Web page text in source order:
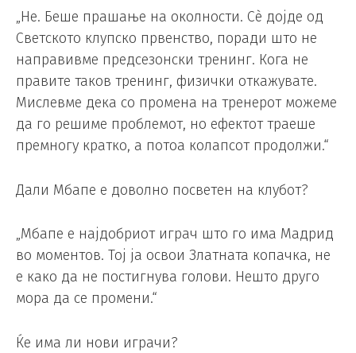
„Не. Беше прашање на околности. Сè дојде од
Светското клупско првенство, поради што не
направивме предсезонски тренинг. Кога не
правите таков тренинг, физички откажувате.
Мислевме дека со промена на тренерот можеме
да го решиме проблемот, но ефектот траеше
премногу кратко, а потоа колапсот продолжи.“
Дали Мбапе е доволно посветен на клубот?
„Мбапе е најдобриот играч што го има Мадрид
во моментов. Тој ја освои Златната копачка, не
е како да не постигнува голови. Нешто друго
мора да се промени.“
Ќе има ли нови играчи?